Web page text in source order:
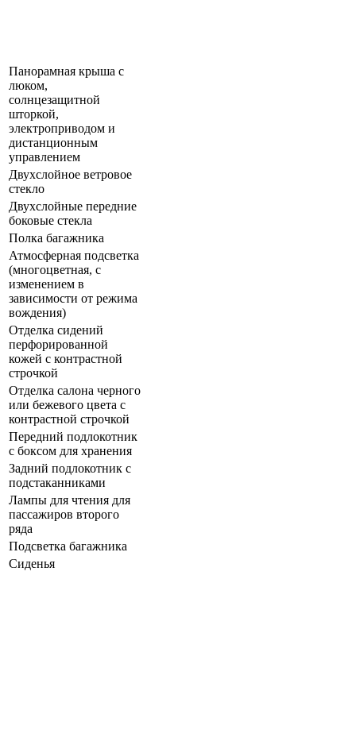
Панорамная крыша с
люком,
солнцезащитной
шторкой,
электроприводом и
дистанционным
управлением
Двухслойное ветровое
стекло
Двухслойные передние
боковые стекла
Полка багажника
Атмосферная подсветка
(многоцветная, с
изменением в
зависимости от режима
вождения)
Отделка сидений
перфорированной
кожей с контрастной
строчкой
Отделка салона черного
или бежевого цвета с
контрастной строчкой
Передний подлокотник
с боксом для хранения
Задний подлокотник с
подстаканниками
Лампы для чтения для
пассажиров второго
ряда
Подсветка багажника
Сиденья